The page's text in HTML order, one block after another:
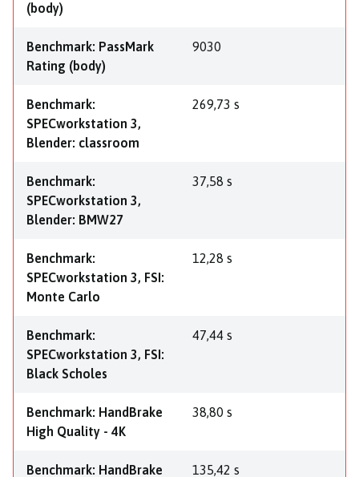
(body)
Benchmark: PassMark
Rating (body)
9030
Benchmark:
SPECworkstation 3,
Blender: classroom
269,73 s
Benchmark:
SPECworkstation 3,
Blender: BMW27
37,58 s
Benchmark:
SPECworkstation 3, FSI:
Monte Carlo
12,28 s
Benchmark:
SPECworkstation 3, FSI:
Black Scholes
47,44 s
Benchmark: HandBrake
High Quality - 4K
38,80 s
Benchmark: HandBrake 135,42 s